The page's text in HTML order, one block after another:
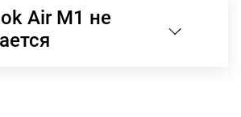
Air M1 не